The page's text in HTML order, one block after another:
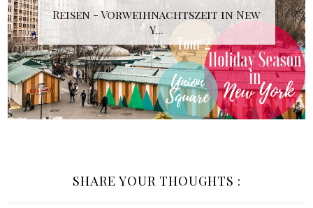
Reisen - Vorweihnachtszeit in New
Y...
SHARE YOUR THOUGHTS :